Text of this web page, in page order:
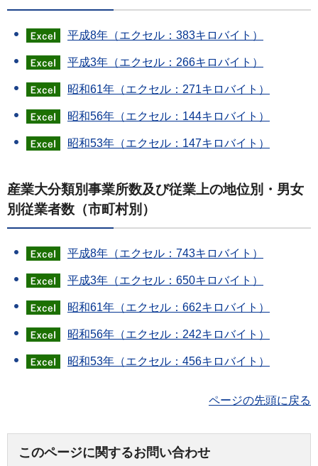
平成8年（エクセル：383キロバイト）
平成3年（エクセル：266キロバイト）
昭和61年（エクセル：271キロバイト）
昭和56年（エクセル：144キロバイト）
昭和53年（エクセル：147キロバイト）
産業大分類別事業所数及び従業上の地位別・男女
別従業者数（市町村別）
平成8年（エクセル：743キロバイト）
平成3年（エクセル：650キロバイト）
昭和61年（エクセル：662キロバイト）
昭和56年（エクセル：242キロバイト）
昭和53年（エクセル：456キロバイト）
ページの先頭に戻る
このページに関するお問い合わせ